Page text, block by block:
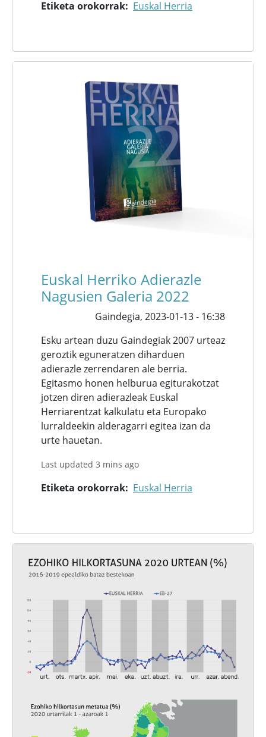
Etiketa orokorrak Euskal Herria
Euskal Herriko Adierazle
Nagusien Galeria 2022
Gaindegia, 2023-01-13 - 16:38
Esku artean duzu Gaindegiak 2007 urteaz
geroztik eguneratzen diharduen
adierazle zerrendaren ale berria.
Egitasmo honen helburua egiturakotzat
jotzen diren adierazleak Euskal
Herriarentzat kalkulatu eta Europako
lurraldeekin alderagarri egitea izan da
urte hauetan.
Last updated 3 mins ago
Etiketa orokorrak Euskal Herria